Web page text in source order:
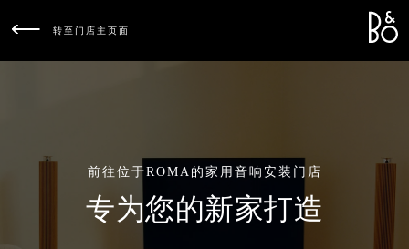
转至门店主页面
前往位于ROMA的家用音响安装门店
专为您的新家打造